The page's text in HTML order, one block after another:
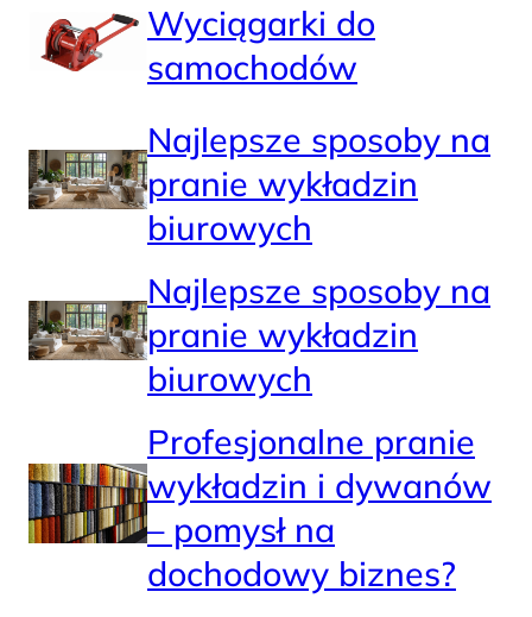
Wyciągarki do
samochodów
Najlepsze sposoby na
pranie wykładzin
biurowych
Najlepsze sposoby na
pranie wykładzin
biurowych
Profesjonalne pranie
wykładzin i dywanów
– pomysł na
dochodowy biznes?